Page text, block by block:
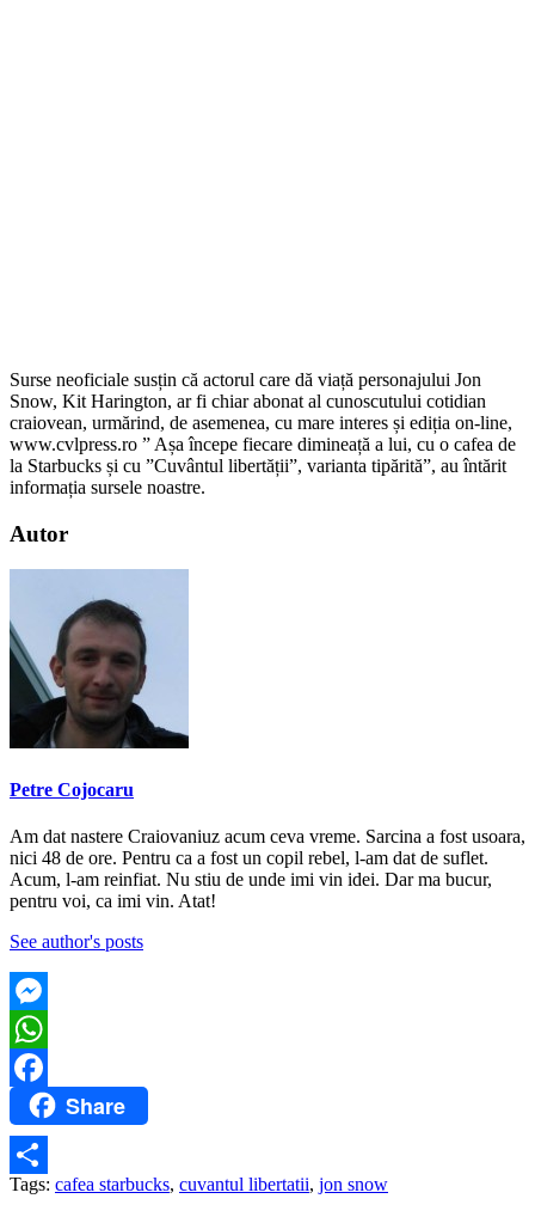
Surse neoficiale susțin că actorul care dă viață personajului Jon
Snow, Kit Harington, ar fi chiar abonat al cunoscutului cotidian
craiovean, urmărind, de asemenea, cu mare interes și ediția on-line,
www.cvlpress.ro ” Așa începe fiecare dimineață a lui, cu o cafea de
la Starbucks și cu ”Cuvântul libertății”, varianta tipărită”, au întărit
informația sursele noastre.
Autor
Petre Cojocaru
Am dat nastere Craiovaniuz acum ceva vreme. Sarcina a fost usoara,
nici 48 de ore. Pentru ca a fost un copil rebel, l-am dat de suflet.
Acum, l-am reinfiat. Nu stiu de unde imi vin idei. Dar ma bucur,
pentru voi, ca imi vin. Atat!
See author's posts
Messenger
WhatsApp
FacebookShare
Partajează
Tags: cafea starbucks, cuvantul libertatii, jon snow